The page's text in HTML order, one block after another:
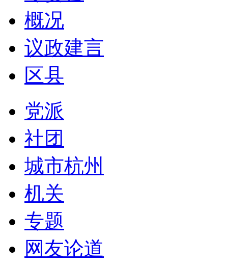
概况
议政建言
区县
党派
社团
城市杭州
机关
专题
网友论道